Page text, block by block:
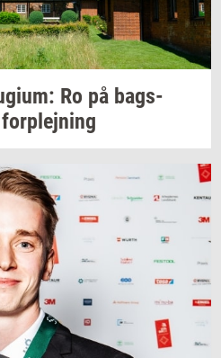
Ro på bags­
for­plej­ning